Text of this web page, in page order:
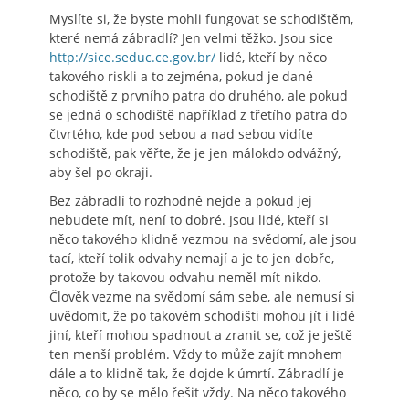
Myslíte si, že byste mohli fungovat se schodištěm,
které nemá zábradlí? Jen velmi těžko. Jsou sice
http://sice.seduc.ce.gov.br/ lidé, kteří by něco
takového riskli a to zejména, pokud je dané
schodiště z prvního patra do druhého, ale pokud
se jedná o schodiště například z třetího patra do
čtvrtého, kde pod sebou a nad sebou vidíte
schodiště, pak věřte, že je jen málokdo odvážný,
aby šel po okraji.
Bez zábradlí to rozhodně nejde a pokud jej
nebudete mít, není to dobré. Jsou lidé, kteří si
něco takového klidně vezmou na svědomí, ale jsou
tací, kteří tolik odvahy nemají a je to jen dobře,
protože by takovou odvahu neměl mít nikdo.
Člověk vezme na svědomí sám sebe, ale nemusí si
uvědomit, že po takovém schodišti mohou jít i lidé
jiní, kteří mohou spadnout a zranit se, což je ještě
ten menší problém. Vždy to může zajít mnohem
dále a to klidně tak, že dojde k úmrtí. Zábradlí je
něco, co by se mělo řešit vždy. Na něco takového